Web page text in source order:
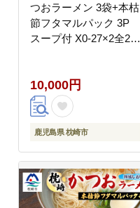
つおラーメン 3袋+本枯
節フタマルパック 3P
スープ付 X0-27×2全2回
10,000円
鹿児島県 枕崎市